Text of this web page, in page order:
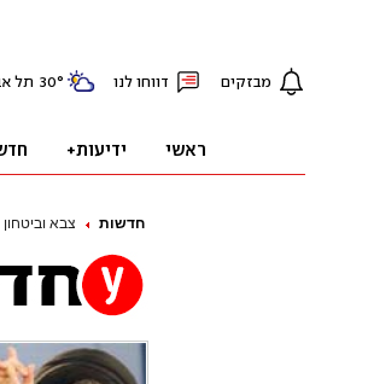
חדשות צבא וביטחון